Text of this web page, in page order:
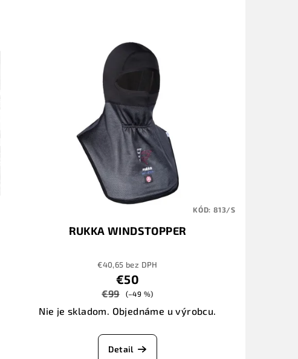
RUKKA WINDSTOPPER
€40,65 bez DPH
€50
€99 (–49 %)
Nie je skladom. Objednáme u výrobcu.
Detail
KÓD: 813/S